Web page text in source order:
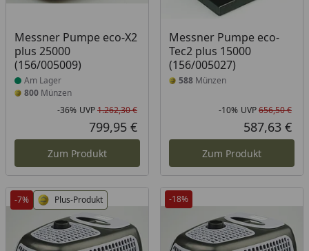
Messner Pumpe eco-X2
plus 25000
(156/005009)
Produkt am Lager
Am Lager
800 Münzen
Rabatt in Prozent
-36%
Ursprünglicher Preis
UVP1.262,30 €
Aktueller Preis
799,95 €
Zum Produkt
Messner Pumpe eco-
Tec2 plus 15000
(156/005027)
588Münzen
-10% UVP656,50 €
587,63 €
Zum Produkt
-7% Plus-Produkt -18%